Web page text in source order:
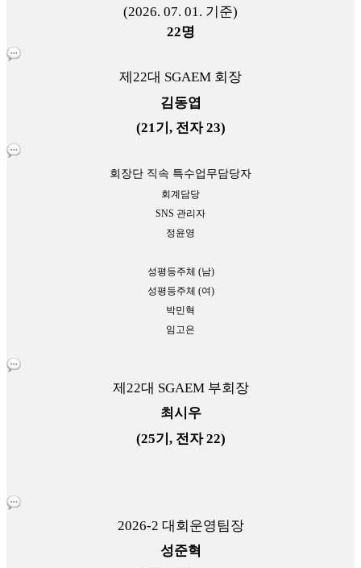
(2026. 07. 01. 기준)
22명
제22대 SGAEM 회장
김동엽
(21기, 전자 23)
회장단 직속 특수업무담당자
회계담당
SNS 관리자
정윤영
성평등주체 (남)
성평등주체 (여)
박민혁
임고은
제22대 SGAEM 부회장
최시우
(25기, 전자 22)
2026-2 대회운영팀장
성준혁